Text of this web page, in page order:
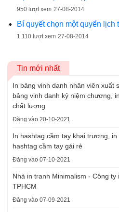
950 lượt xem 27-08-2014
Bí quyết chọn một quyển lịch
1.110 lượt xem 27-08-2014
Tin mới nhất
In bảng vinh danh nhân viên xuất
bảng vinh danh kỷ niệm chương,
chất lượng
Đăng vào 20-10-2021
In hashtag cầm tay khai trương, in
hashtag cầm tay gái rẻ
Đăng vào 07-10-2021
Nhà in tranh Minimalism - Công ty
TPHCM
Đăng vào 07-09-2021